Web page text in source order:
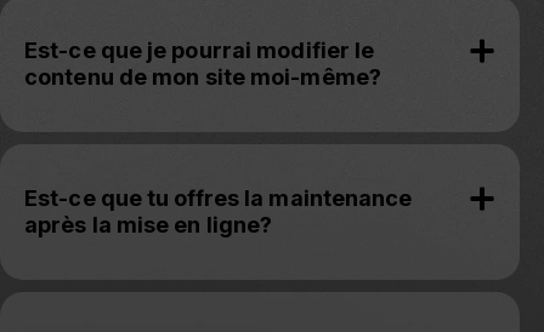
Est-ce que je pourrai modifier le
contenu de mon site moi-même?
Est-ce que tu offres la maintenance
après la mise en ligne?